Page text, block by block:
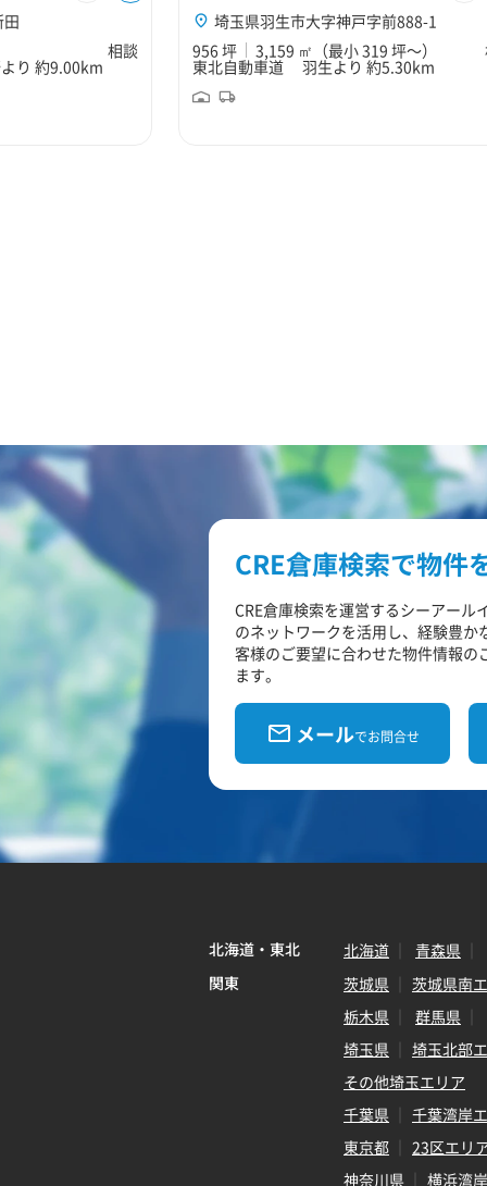
相談
り 約9.00km
埼玉県羽生市大字神戸字前888-1
956 坪
3,159 ㎡ （最小 319 坪～）
東北自動車道 羽生より 約5.30km
CRE倉庫検索で物件
CRE倉庫検索を運営するシーアール
のネットワークを活用し、経験豊か
客様のご要望に合わせた物件情報の
ます。
メールでお問合せ
北海道・東北 北海道
青森県
関東
茨城県
茨城県南
栃木県
群馬県
埼玉県
埼玉北部
その他埼玉エリア
千葉県
千葉湾岸
東京都
23区エリ
神奈川県
横浜湾